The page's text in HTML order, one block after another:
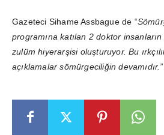
Gazeteci Sihame Assbague de “
programına katılan 2 doktor
zulüm hiyerarşisi oluşturuyor. Bu
açıklamalar sömürgeciliğin devamıdır.”